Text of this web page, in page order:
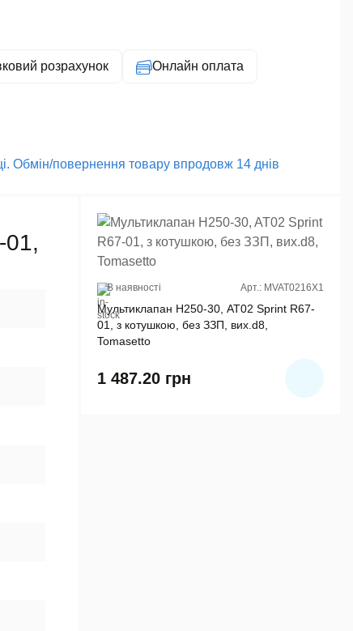
розрахунок Онлайн оплата
Обмін/повернення товару впродовж 14 днів
01,
В наявності Арт.: MVAT0216X1
Мультиклапан H250-30, AT02 Sprint R67-
01, з котушкою, без ЗЗП, вих.d8,
Tomasetto
1 487.20 грн